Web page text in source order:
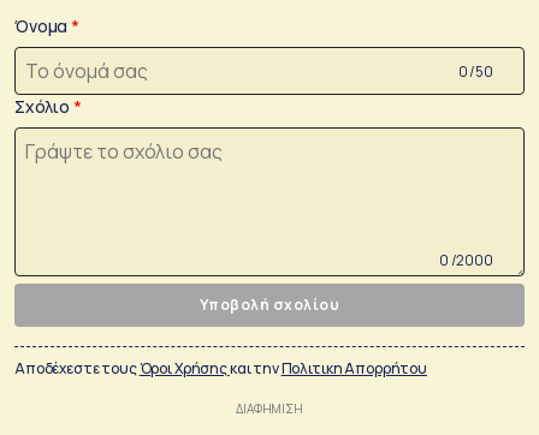
Όνομα
0 /50
Σχόλιο
0 /2000
Υποβολή σχολίου
Αποδέχεστε τουςΌροι Χρήσηςκαι τηνΠολιτικη Απορρήτου